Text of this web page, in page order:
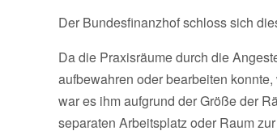
Der Bundesfinanzhof schloss sich
Da die Praxisräume durch die
aufbewahren oder bearbeiten
war es ihm aufgrund der Größe der
separaten Arbeitsplatz oder Raum